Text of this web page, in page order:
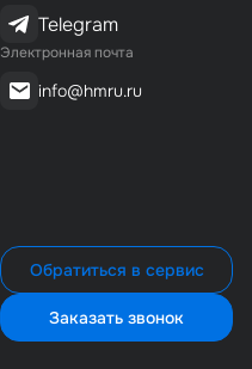
Telegram
Электронная почта
info@hmru.ru
Обратиться в сервис
Заказать звонок